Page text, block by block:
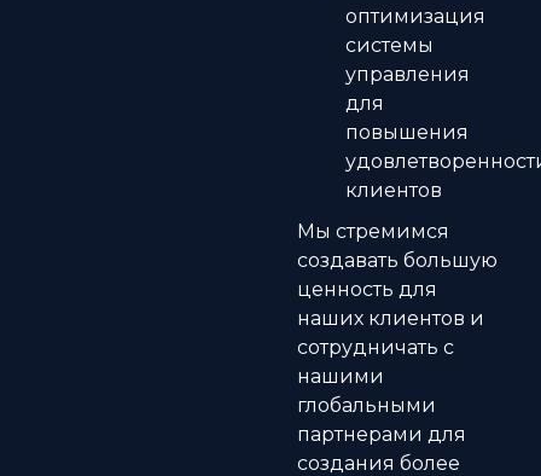
оптимизация
системы
управления
для
повышения
клиентов
Мы стремимся
создавать большую
ценность для
наших клиентов и
сотрудничать с
нашими
глобальными
партнерами для
создания более